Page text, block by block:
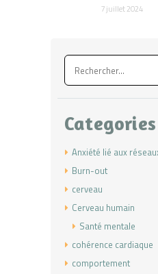
7 juillet 2024
Rechercher :
Categories
Anxiété lié aux
Burn-out
cerveau
Cerveau humain
Santé mentale
cohérence cardiaque
comportement